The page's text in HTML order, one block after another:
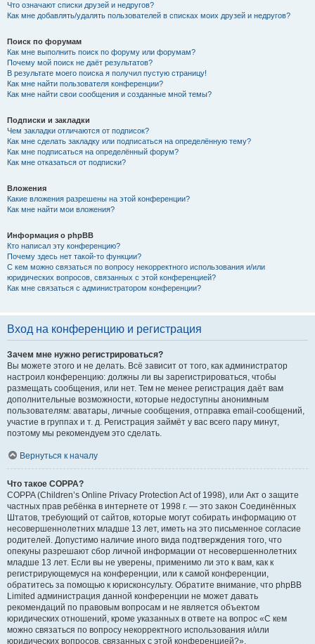
Что означают списки друзей и недругов?
Как мне добавлять/удалять пользователей в списках моих друзей и недругов?
Поиск по форумам
Как мне выполнить поиск по форуму или форумам?
Почему мой поиск не даёт результатов?
В результате моего поиска я получил пустую страницу!
Как мне найти пользователя конференции?
Как мне найти свои сообщения и созданные мной темы?
Подписки и закладки
Чем закладки отличаются от подписок?
Как мне сделать закладку или подписаться на определённую тему?
Как мне подписаться на определённый форум?
Как мне отказаться от подписки?
Вложения
Какие вложения разрешены на этой конференции?
Как мне найти мои вложения?
Информация о phpBB
Кто написал эту конференцию?
Почему здесь нет такой-то функции?
С кем можно связаться по вопросу некорректного использования и/или
юридических вопросов, связанных с этой конференцией?
Как мне связаться с администратором конференции?
Вход на конференцию и регистрация
Зачем мне нужно регистрироваться?
Вы можете этого и не делать. Всё зависит от того, как администратор
настроил конференцию: должны ли вы зарегистрироваться, чтобы
размещать сообщения, или нет. Тем не менее регистрация даёт вам
дополнительные возможности, которые недоступны анонимным
пользователям: аватары, личные сообщения, отправка email-сообщений,
участие в группах и т. д. Регистрация займёт у вас всего пару минут,
поэтому мы рекомендуем это сделать.
Вернуться к началу
Что такое COPPA?
COPPA (Children’s Online Privacy Protection Act of 1998), или Акт о защите
частных прав ребёнка в интернете от 1998 г. — это закон Соединённых
Штатов, требующий от сайтов, которые могут собирать информацию от
несовершеннолетних младше 13 лет, иметь на это письменное согласие
родителей. Допустимо наличие иного вида подтверждения того, что
опекуны разрешают сбор личной информации от несовершеннолетних
младше 13 лет. Если вы не уверены, применимо ли это к вам, как к
регистрирующемуся на конференции, или к самой конференции,
обратитесь за помощью к юрисконсульту. Обратите внимание, что phpBB
Limited администрация данной конференции не может давать
рекомендаций по правовым вопросам и не является объектом
юридических отношений, кроме указанных в ответе на вопрос «С кем
можно связаться по вопросу некорректного использования и/или
юридических вопросов, связанных с этой конференцией?».